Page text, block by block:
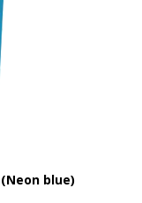
blue)